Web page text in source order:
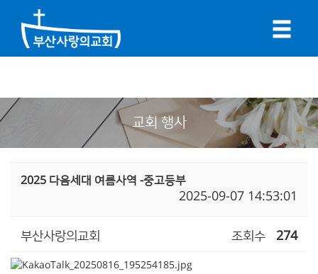
교회 행사
2025 다음세대 여름사역 -중고등부
2025-09-07 14:53:01
부산사랑의교회 조회수 274